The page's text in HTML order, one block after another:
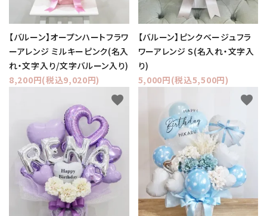
【バルーン】オープンハートフラワ
ーアレンジ ミルキーピンク(名入
れ・文字入り/文字バルーン入り)
8,200円(税込9,020円)
【バルーン】ピンクベージュフラ
ワーアレンジ S(名入れ・文字入
り)
5,000円(税込5,500円)
favorite favorite